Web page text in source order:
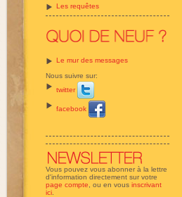
Les requêtes
Le mur des messages
Nous suivre sur:
twitter
facebook
Vous pouvez vous abonner à la lettre
d'information directement sur votre
page compte , ou en vous inscrivant
ici